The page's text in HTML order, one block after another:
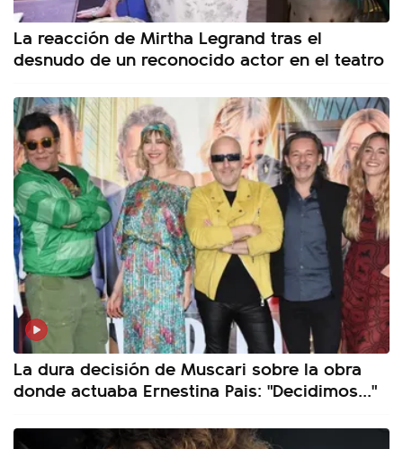
La reacción de Mirtha Legrand tras el
desnudo de un reconocido actor en el teatro
La dura decisión de Muscari sobre la obra
donde actuaba Ernestina Pais: "Decidimos..."